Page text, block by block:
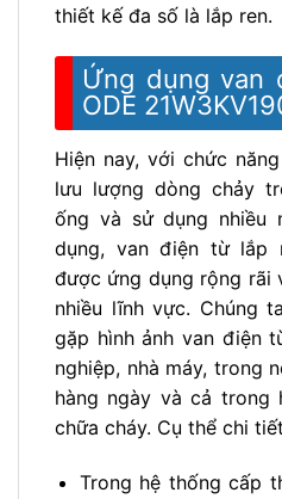
thiết kế đa số là lắp ren.
Ứng dụng van
ODE
Hiện nay, với chức
lưu lượng dòng chảy
ống và sử dụng nhiều
dụng, van điện từ lắp
được ứng dụng rộng rãi
nhiều lĩnh vực. Chúng
gặp hình ảnh van điện
nghiệp, nhà máy, trong
hàng ngày và cả trong
chữa cháy. Cụ thể chi
Trong hệ thống cấp